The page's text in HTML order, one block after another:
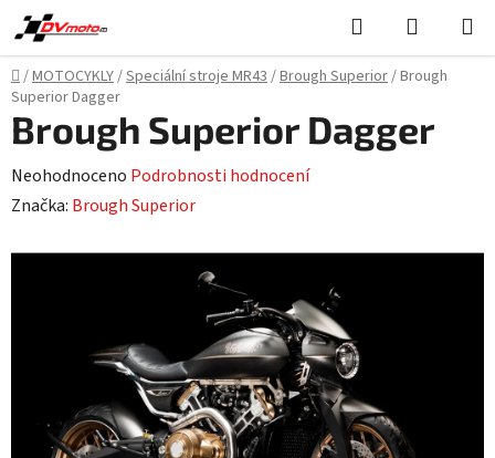
Přejít
na
obsah
Hledat
KOŠÍK
Domů
/MOTOCYKLY/Speciální stroje MR43/Brough Superior/Brough
Superior Dagger
Brough Superior Dagger
Průměrné
hodnocení
Neohodnoceno Podrobnosti hodnocení
Značka: Brough Superior